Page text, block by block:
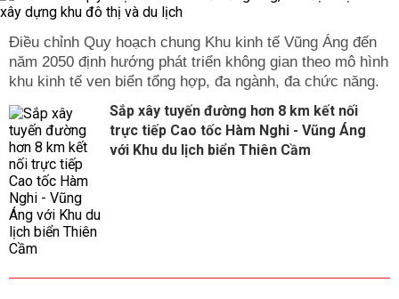
Điều chỉnh Quy hoạch chung Khu kinh tế Vũng Áng đến
năm 2050 định hướng phát triển không gian theo mô hình
khu kinh tế ven biển tổng hợp, đa ngành, đa chức năng.
Sắp xây tuyến đường hơn 8 km kết nối
trực tiếp Cao tốc Hàm Nghi - Vũng Áng
với Khu du lịch biển Thiên Cầm